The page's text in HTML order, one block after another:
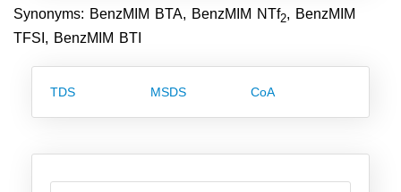
Kontakt
Synonyms: BenzMIM BTA, BenzMIM NTf2, BenzMIM
TFSI, BenzMIM BTI
TDS MSDS CoA